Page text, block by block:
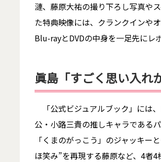
漣、藤原大祐の撮り下ろし写真や
た特典映像には、クランクインや
Blu-rayとDVDの中身を一足先にレ
眞島「すごく思い入れ
「公式ビジュアルブック」には
公・小路三貴の推しキャラである
「くまのがっこう」のジャッキー
ほ笑み”を再現する藤原など、4者4